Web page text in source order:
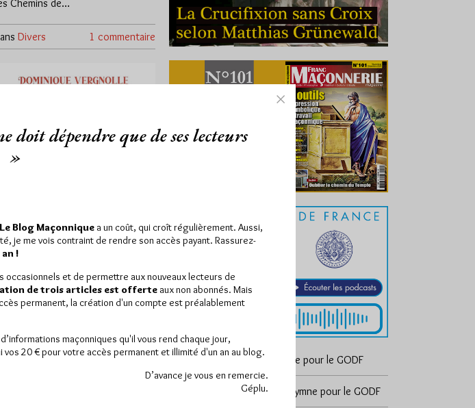
Chemins de…
Divers 1 commentaire
Lumières du Maître
de Saint-
3/04/24
Lu 625 fois
en 1777, il faudra plus
trente ans à Jean-Baptiste…
Joab’s dansUn nouvel hymne pour le GODF
Un nouvel hymne pour le GODF
dépendre que de ses lecteurs
»
Blog Maçonnique a un coût, qui croît régulièrement. Aussi,
je me vois contraint de rendre son accès payant. Rassurez-
!
occasionnels et de permettre aux nouveaux lecteurs de
de trois articles est offerte aux non abonnés. Mais
permanent, la création d'un compte est préalablement
maçonniques qu'il vous rend chaque jour,
20 € pour votre accès permanent et illimité d'un an au blog.
D’avance je vous en remercie.
Géplu.